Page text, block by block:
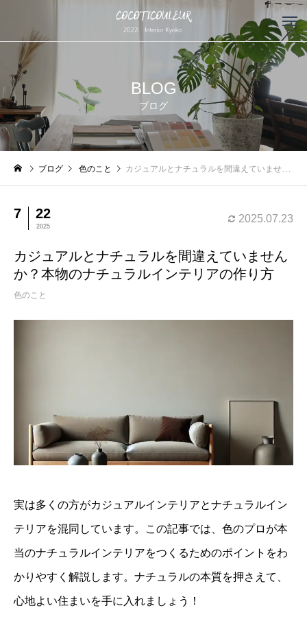
BLOG
ブログ
ブログ 色のこと カジュアルとナチュラルを間違えていませんか？本物のナチュラルインテリアの作り方
7 22
2025
2025.07.23
カジュアルとナチュラルを間違えていません
か？本物のナチュラルインテリアの作り方
色のこと
実は多くの方がカジュアルインテリアとナチュラルイン
テリアを混同しています。この記事では、色のプロが本
当のナチュラルインテリアをつくるためのポイントをわ
かりやすく解説します。ナチュラルの本質を押さえて、
心地よい住まいを手に入れましょう！